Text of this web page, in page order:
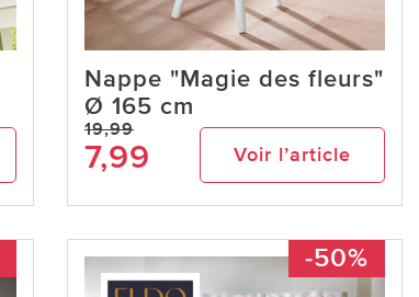
Nappe "Magie des fleurs"
Ø 165 cm
19,99
7,99 Voir l’article
-50%